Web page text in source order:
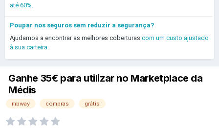
até 60%.
Poupar nos seguros sem reduzir a segurança?
Ajudamos a encontrar as melhores coberturas com um custo ajustado
à sua carteira.
Ganhe 35€ para utilizar no Marketplace da
Médis
mbway compras grátis